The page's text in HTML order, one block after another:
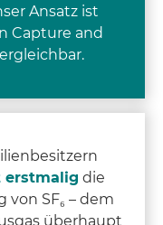
Ansatz ist
Capture and
die
SF₆ – dem
überhaupt